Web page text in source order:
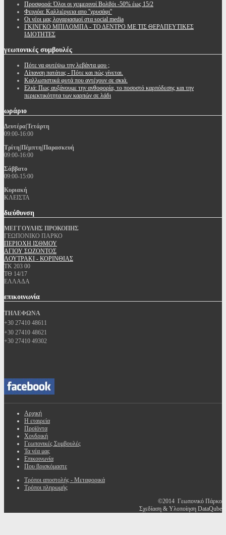
Προσφορά: Όλοι οι χειμερινοί Βολβόι -50% έως 15/2
Φειγιόα: Καλλιέργεια απο ''χρυσάφι''
Oι νέοι μας λογαριασμοί στα social media
ΓΚΙΝΓΚΟ ΜΠΙΛΟΜΠΑ - ΤΟ ΔΕΝΤΡΟ ΜΕ ΤΙΣ ΘΕΡΑΠΕΥΤΙΚΕΣ
ΙΔΙΟΤΗΤΕΣ
γεωπονικές συμβουλές
Πότε να φυτέψω την λεβάντα μου ;
Λίπανση πατάτας - Πότε και πώς γίνεται.
Καλλωπιστικά φυτά που αντέχουν σε σκιά.
Ελιά: Πως αυξάνουμε την ανθοφορία, το ποσοστό καρπόδεσης και την
περιεκτικότητα των καρπών σε λάδι
ωράριο
Δευτέρα|Τετάρτη
09:00-16:00
Τρίτη|Πέμπτη|Παρασκευή
09:00-16:00
Σάββατο
09:00-15:00
Κυριακή
ΚΛΕΙΣΤΑ
διεύθυνση
ΜΕΓΓΟΥΛΗΣ ΠΡΟΚΟΠΗΣ
ΓΕΩΠΟΝΙΚΟ ΠΑΡΚΟ
ΠΕΡΙΟΧΗ ΙΣΘΜΟΥ
ΑΓΙΟΥ ΣΩΖΟΝΤΟΣ
ΛΟΥΤΡΑΚΙ - ΚΟΡΙΝΘΙΑΣ
ΤΚ 203 00
ΤΘ 14/17
ΕΛΛΑΔΑ
επικοινωνία
ΤΗΛΕΦΩΝΑ
+30 27410 48611
+30 27410 48621
+30 27410 49302
Αρχική
Η εταιρεία
Προϊόντα
Χονδρική
Γεωπονικές Συμβουλές
Τα νέα μας
Επικοινωνία
Που βρισκόμαστε
Τρόποι αποστολής - Μεταφορικά
Τρόποι πληρωμής
©2014 Γεωπονικό Πάρκο
Σχεδίαση & Υλοποίηση DataQube